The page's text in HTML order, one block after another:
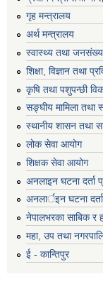
गृह मन्‍त्रालय
अर्थ मन्त्रालय
स्वास्थ्य तथा
शिक्षा, विज्ञान तथा
कृषि तथा पशुपन्छी
सङ्घीय मामिला तथा
स्थानीय शासन तथा
लोक सेवा आयोग
शिक्षक सेवा आयोग
अनलाइन घटना दर्ता
अनलार्इन घटना दर्ता
नेपालभरका साबिक र
महा, उप तथा
ई - कान्तिपुर